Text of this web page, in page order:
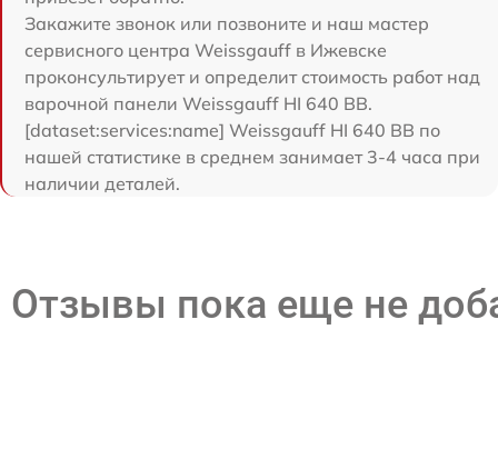
Закажите звонок или позвоните и наш мастер
сервисного центра Weissgauff в Ижевске
проконсультирует и определит стоимость работ над
варочной панели Weissgauff HI 640 BB.
[dataset:services:name] Weissgauff HI 640 BB по
нашей статистике в среднем занимает 3-4 часа при
наличии деталей.
Отзывы пока еще не